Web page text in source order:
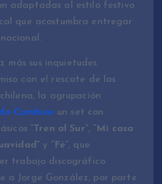
adaptadas al estilo festivo
que acostumbra entregar
más sus inquietudes
con el rescate de las
la agrupación
Cumbiasun set con
“Tren al Sur”,“Mi casa
y “Fé”, que
trabajo discográfico
a Jorge González, por parte